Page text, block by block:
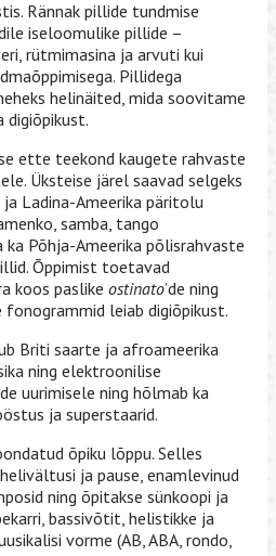
Rännak pillide tundmise
iseloomulike pillide –
rütmimasina ja arvuti kui
Pillidega
helinäited, mida soovitame
digiõpikust.
ette teekond kaugete rahvaste
Üksteise järel saavad selgeks
Ladina-Ameerika päritolu
samba, tango
Põhja-Ameerika põlisrahvaste
Õppimist toetavad
koos paslike ostinato’de ning
leiab digiõpikust.
Briti saarte ja afroameerika
ning elektroonilise
uurimisele ning hõlmab ka
ja superstaarid.
õpiku lõppu. Selles
ja pause, enamlevinud
ning õpitakse sünkoopi ja
bassivõtit, helistikke ja
vorme (AB, ABA, rondo,